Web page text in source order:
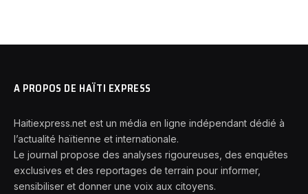
A PROPOS DE HAÏTI EXPRESS
Haitiexpress.net est un média en ligne indépendant dédié à
l’actualité haïtienne et internationale.
Le journal propose des analyses rigoureuses, des enquêtes
exclusives et des reportages de terrain pour informer,
sensibiliser et donner une voix aux citoyens.